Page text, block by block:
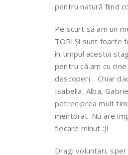
pentru natură fiind
Pe scurt să am un
TOR! Și sunt foarte
în timpul acestui
pentru că am cu
descoperi… Chiar
Isabella, Alba,
petrec prea mult
mentorat. Nu are
fiecare minut :)!
Dragi voluntari,